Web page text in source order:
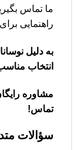
ما تماس
راهنمایی
به دلیل
انتخاب
مشاوره
تماس!
سؤالات